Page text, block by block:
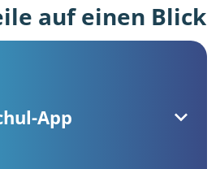
auf einen Blick
App